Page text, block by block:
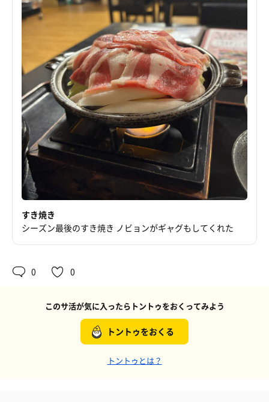
すき焼き
シーズン最後のすき焼き ノビョンがギャグもしてくれた
0 0
このサ活が気に入ったらトントゥをおくってみよう
トントゥをおくる
トントゥとは？